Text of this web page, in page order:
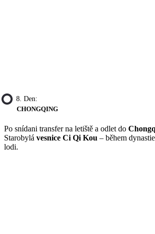
8. Den:
CHONGQING
Po snídani transfer na letiště a odlet do
Starobylá vesnice Ci Qi Kou – během
lodi.